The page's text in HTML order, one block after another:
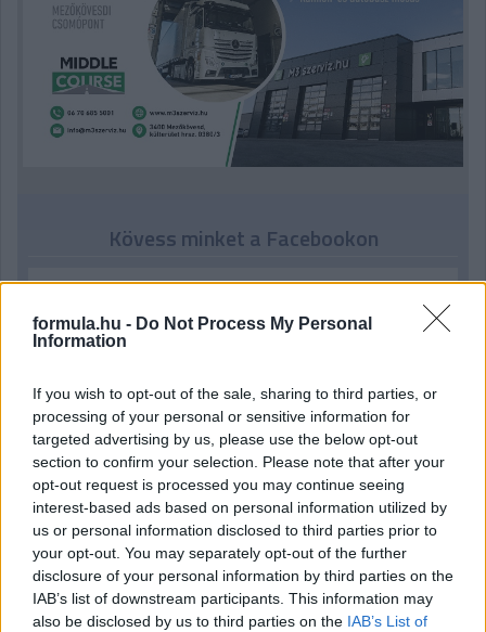
formula.hu - Do Not Process My Personal
Information
If you wish to opt-out of the sale, sharing to third parties, or
processing of your personal or sensitive information for
targeted advertising by us, please use the below opt-out
section to confirm your selection. Please note that after your
opt-out request is processed you may continue seeing
interest-based ads based on personal information utilized by
us or personal information disclosed to third parties prior to
your opt-out. You may separately opt-out of the further
disclosure of your personal information by third parties on the
IAB’s list of downstream participants. This information may
also be disclosed by us to third parties on the IAB’s List of
Kövess minket a Facebookon
Parc Fermé
20 órája
Montoya szerint Antonelli kedvessége sem segít
Russellen